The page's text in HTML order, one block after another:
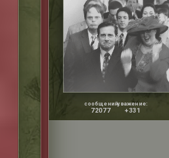
сообщений:
72077
уважение:
+331